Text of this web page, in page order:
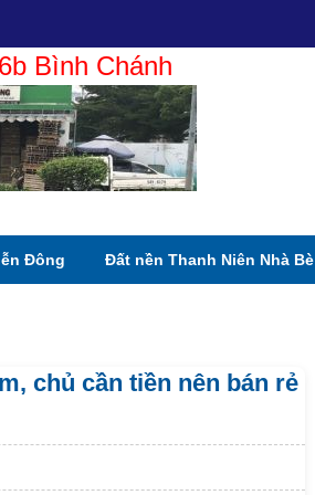
Bình Chánh
Đông Đất nền Thanh Niên Nhà Bè
chủ cần tiền nên bán rẻ